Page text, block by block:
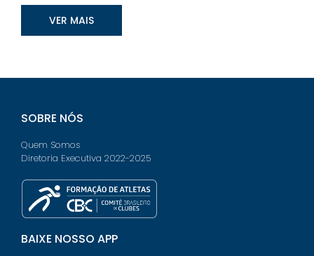
VER MAIS
SOBRE NÓS
Quem Somos
Diretoria Executiva 2022-2025
BAIXE NOSSO APP